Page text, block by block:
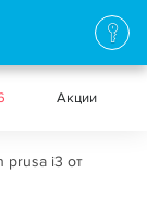
Акции
prusa i3 от